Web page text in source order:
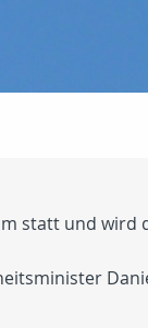
statt und wird